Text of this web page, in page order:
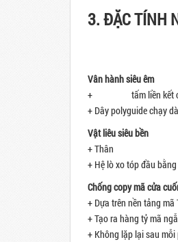
3. ĐẶC TÍNH
Vân hành siêu êm
+
tấm liền kết
+ Dây polyguide chạy
Vật liêu siêu bền
+ Thân
+ Hệ lò xo tóp đầu
Chống copy mã cửa
+ Dựa trên nền tảng mã
+ Tạo ra hàng tỷ mã
+ Không lặp lại sau mỗi